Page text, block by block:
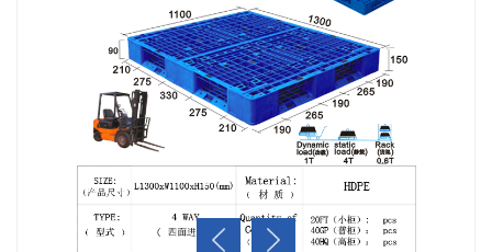
50L塑料加厚户外环卫垃圾桶
产品自重：/
产品材质：
制作工艺：
产品尺寸：
产品自重：/
产品材质：
制作工艺：
产品尺寸：
八格密箱
产品自重：/
产品材质：
制作工艺：
产品尺寸：